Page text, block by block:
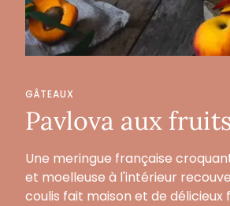
GÂTEAUX
Pavlova aux
Une meringue française
et moelleuse à l'intérieur
coulis fait maison et de délicieux